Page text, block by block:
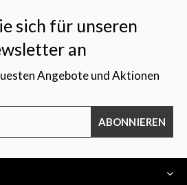
sich für unseren
an
Angebote und Aktionen
ABONNIEREN